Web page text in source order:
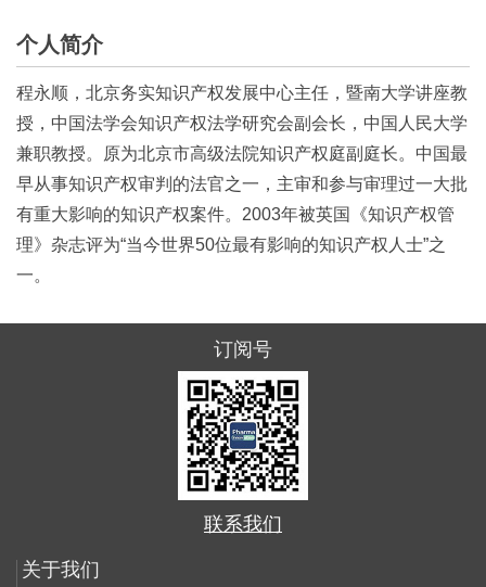
个人简介
程永顺，北京务实知识产权发展中心主任，暨南大学讲座教
授，中国法学会知识产权法学研究会副会长，中国人民大学
兼职教授。原为北京市高级法院知识产权庭副庭长。中国最
早从事知识产权审判的法官之一，主审和参与审理过一大批
有重大影响的知识产权案件。2003年被英国《知识产权管
理》杂志评为“当今世界50位最有影响的知识产权人士”之
一。
订阅号
联系我们
关于我们